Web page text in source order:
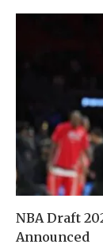
NBA Draft
Announced